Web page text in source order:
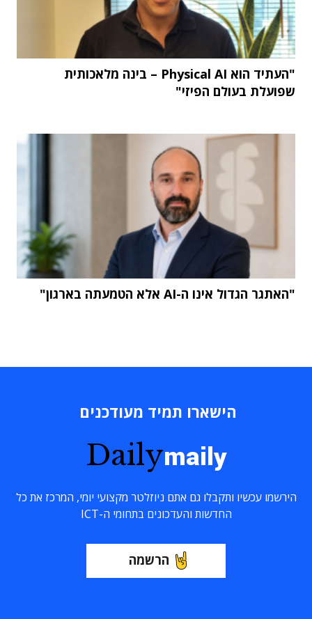
"העתיד הוא Physical AI – בינה מלאכותית
שפועלת בעולם הפיזי"
"האתגר הגדול אינו ה-AI אלא הטמעתה בארגון"
הישארו תמיד מעודכנים
Dailymaily
הירשמו עכשיו ותקבלו גם אתם ניוזלטר מקצועי יומי, המרכז את כל
החדשות והעדכונים בתחומי ה-ICT
הרשמה